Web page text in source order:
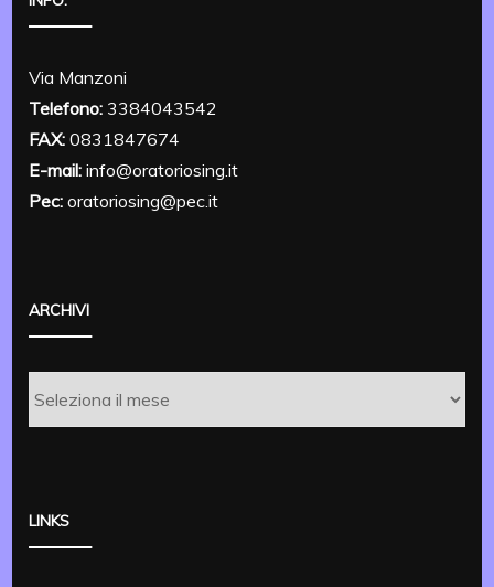
Via Manzoni
Telefono: 3384043542
FAX: 0831847674
E-mail: info@oratoriosing.it
Pec: oratoriosing@pec.it
ARCHIVI
LINKS